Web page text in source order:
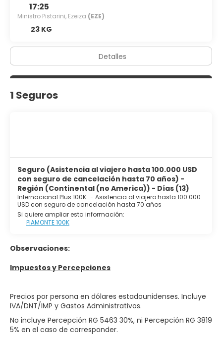
17:25
Ministro Pistarini, Ezeiza (EZE)
23 KG
Detalles
1 Seguros
Seguro (Asistencia al viajero hasta 100.000 USD
con seguro de cancelación hasta 70 años) -
Región (Continental (no America)) - Días (13)
Internacional Plus 100K - Asistencia al viajero hasta 100.000
USD con seguro de cancelación hasta 70 años
Si quiere ampliar esta información:
PIAMONTE 100K
Observaciones:
Impuestos y Percepciones
Precios por persona en dólares estadounidenses. Incluye
IVA/DNT/IMP y Gastos Administrativos.
No incluye Percepción RG 5463 30%, ni Percepción RG 3819
5% en el caso de corresponder.